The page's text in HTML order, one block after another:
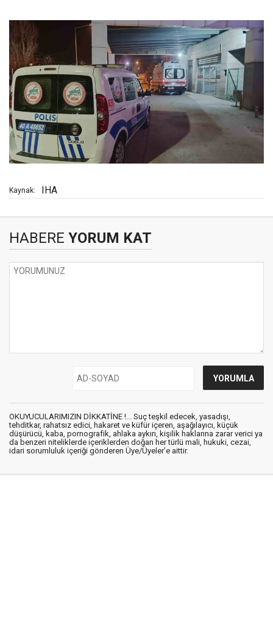
Kaynak: IHA
HABERE YORUM KAT
OKUYUCULARIMIZIN DİKKATİNE !... Suç teşkil edecek, yasadışı,
tehditkar, rahatsız edici, hakaret ve küfür içeren, aşağılayıcı, küçük
düşürücü, kaba, pornografik, ahlaka aykırı, kişilik haklarına zarar verici ya
da benzeri niteliklerde içeriklerden doğan her türlü mali, hukuki, cezai,
idari sorumluluk içeriği gönderen Üye/Üyeler’e aittir.